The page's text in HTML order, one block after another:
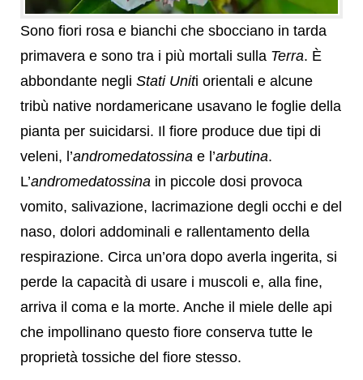
Sono fiori rosa e bianchi che sbocciano in tarda
primavera e sono tra i più mortali sulla Terra. È
abbondante negli Stati Uniti orientali e alcune
tribù native nordamericane usavano le foglie della
pianta per suicidarsi. Il fiore produce due tipi di
veleni, l’andromedatossina e l’arbutina.
L’andromedatossina in piccole dosi provoca
vomito, salivazione, lacrimazione degli occhi e del
naso, dolori addominali e rallentamento della
respirazione. Circa un’ora dopo averla ingerita, si
perde la capacità di usare i muscoli e, alla fine,
arriva il coma e la morte. Anche il miele delle api
che impollinano questo fiore conserva tutte le
proprietà tossiche del fiore stesso.